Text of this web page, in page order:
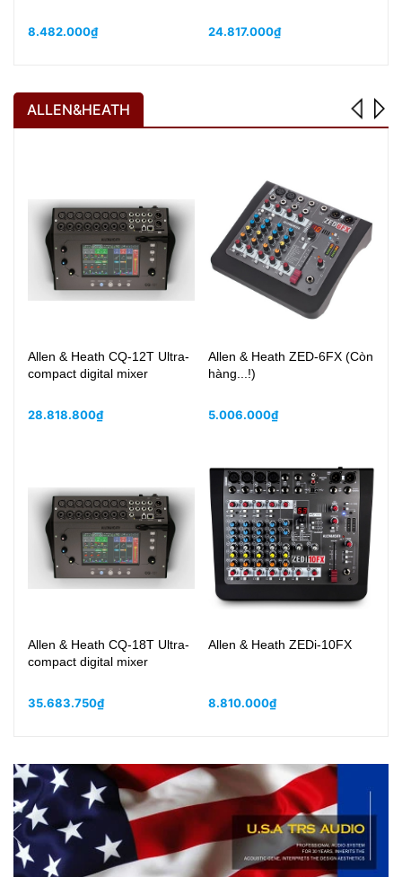
8.482.000₫ 24.817.000₫
ALLEN&HEATH
Allen & Heath CQ-12T Ultra-
compact digital mixer
28.818.800₫
Allen & Heath CQ-18T Ultra-
compact digital mixer
35.683.750₫
Allen & Heath ZED-6FX (Còn
hàng...!)
5.006.000₫
Allen & Heath ZEDi-10FX
8.810.000₫